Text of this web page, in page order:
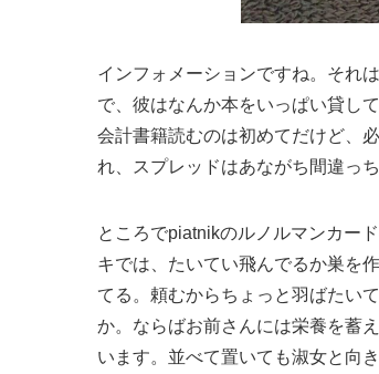
インフォメーションですね。それ
で、彼はなんか本をいっぱい貸し
会計書籍読むのは初めてだけど、
れ、スプレッドはあながち間違っ
ところでpiatnikのルノルマンカー
キでは、たいてい飛んでるか巣を
てる。頼むからちょっと羽ばたい
か。ならばお前さんには栄養を蓄
います。並べて置いても淑女と向